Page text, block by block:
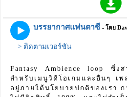
บรรยากาศแฟนตาซี - โดย
> ติดตามเวอร์ชัน
Fantasy Ambience loop ซึ่งส
สำหรับเมนูวิดีโอเกมและอื่นๆ เพ
อยู่ภายใต้นโยบายปกติของเรา ก